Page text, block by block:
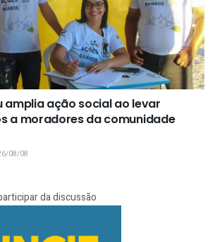
ação social ao levar
a moradores da comunidade
08/08
da discussão